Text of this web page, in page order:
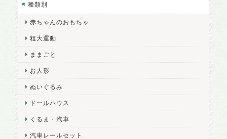
種類別
赤ちゃんのおもちゃ
粗大運動
ままごと
お人形
ぬいぐるみ
ドールハウス
くるま・汽車
汽車レールセット